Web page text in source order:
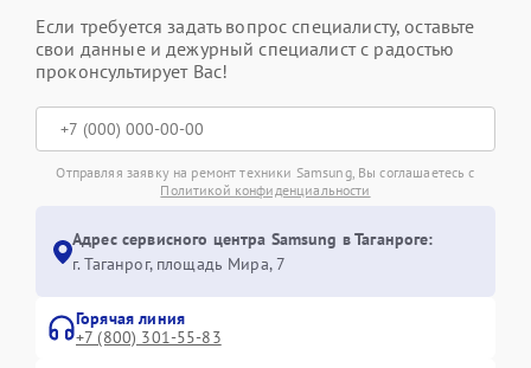
Если требуется задать вопрос специалисту, оставьте
свои данные и дежурный специалист с радостью
проконсультирует Вас!
Отправляя заявку на ремонт техники Samsung, Вы соглашаетесь с
Политикой конфиденциальности
Адрес сервисного центра Samsung в Таганроге:
г. Таганрог, площадь Мира, 7
Горячая линия
+7 (800) 301-55-83